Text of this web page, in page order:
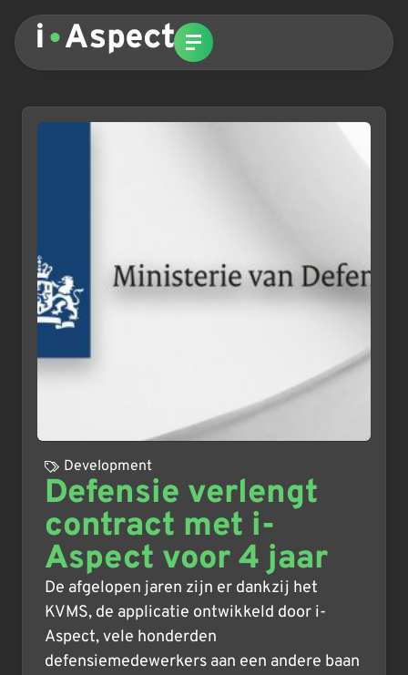
Development
Defensie verlengt
contract met i-
Aspect voor 4 jaar
De afgelopen jaren zijn er dankzij het
KVMS, de applicatie ontwikkeld door i-
Aspect, vele honderden
defensiemedewerkers aan een andere baan